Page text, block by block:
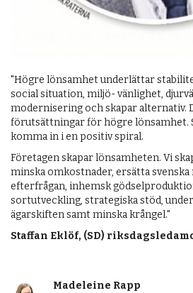
"Högre lönsamhet underlättar
social situation, miljö- vänlighet,
modernisering och skapar alternativ.
förutsättningar för högre lönsamhet.
komma in i en positiv spiral.
Företagen skapar lönsamheten. Vi
minska omkostnader, ersätta svenska
efterfrågan, inhemsk
sortutveckling, strategiska stöd,
ägarskiften samt minska krångel."
​Staffan Eklöf, (SD)
Madeleine Rapp